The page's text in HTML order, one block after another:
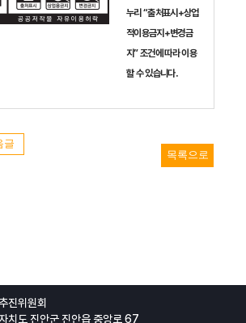
누리 “출처표시+상업
적이용금지+변경금
지” 조건에 따라 이용
할 수 있습니다.
글
목록으로
진위원회
치도 진안군 진안읍 중앙로 67